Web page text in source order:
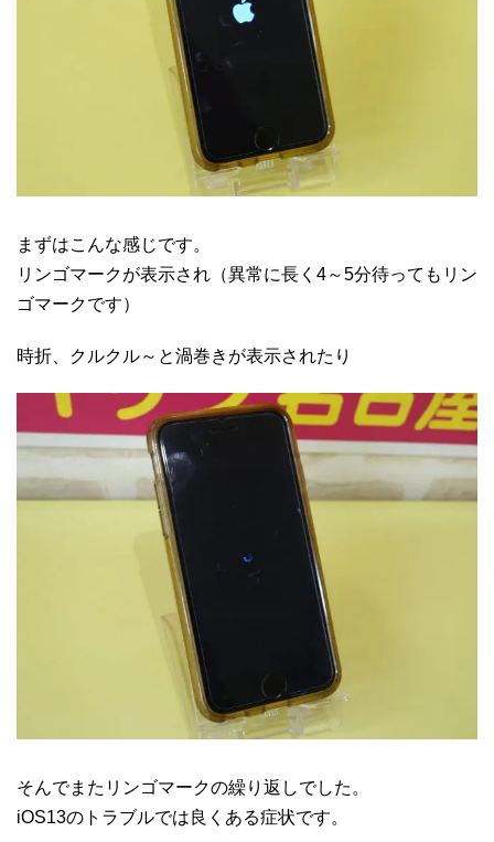
まずはこんな感じです。
リンゴマークが表示され（異常に長く4～5分待ってもリン
ゴマークです）
時折、クルクル～と渦巻きが表示されたり
そんでまたリンゴマークの繰り返しでした。
iOS13のトラブルでは良くある症状です。